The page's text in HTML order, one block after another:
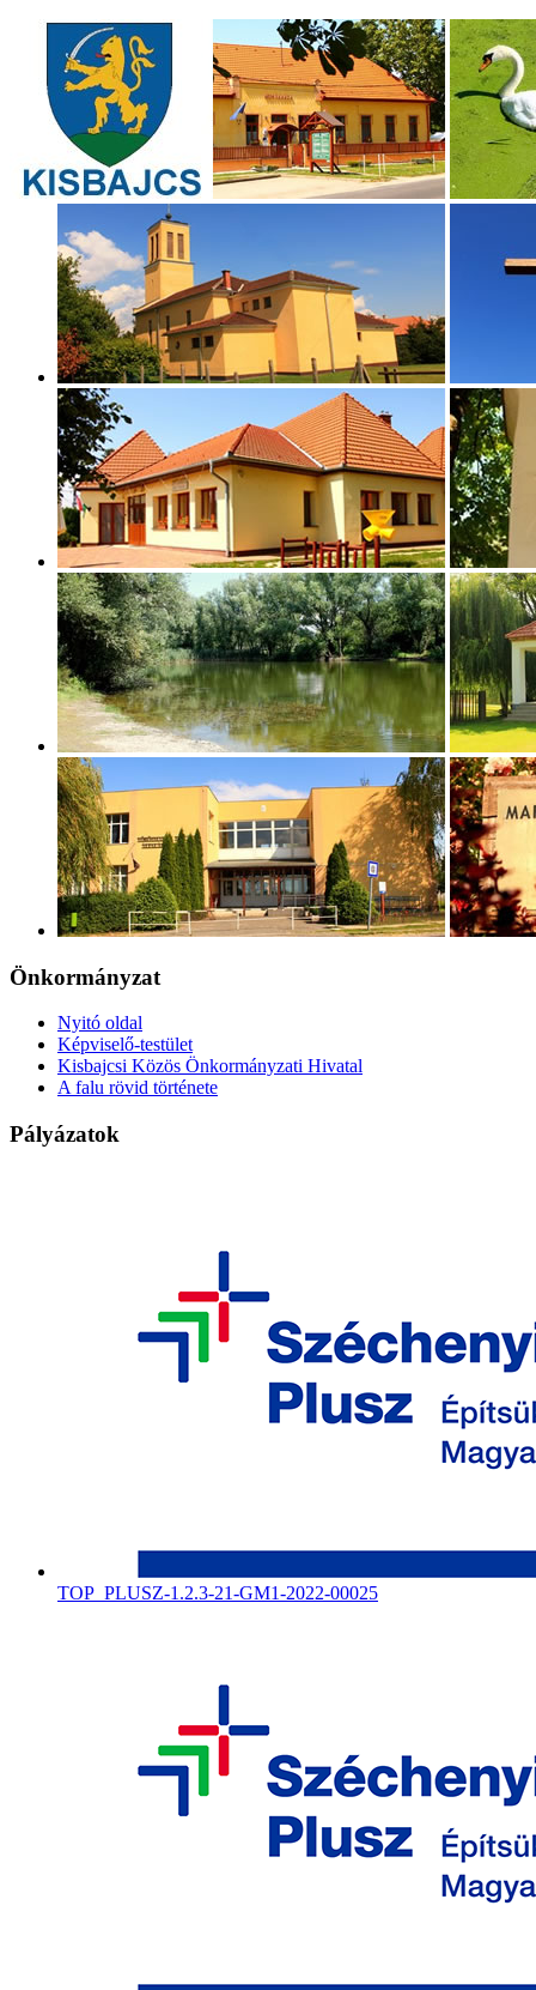
Önkormányzat
Nyitó oldal
Képviselő-testület
Kisbajcsi Közös Önkormányzati Hivatal
A falu rövid története
Pályázatok
TOP_PLUSZ-1.2.3-21-GM1-2022-00025